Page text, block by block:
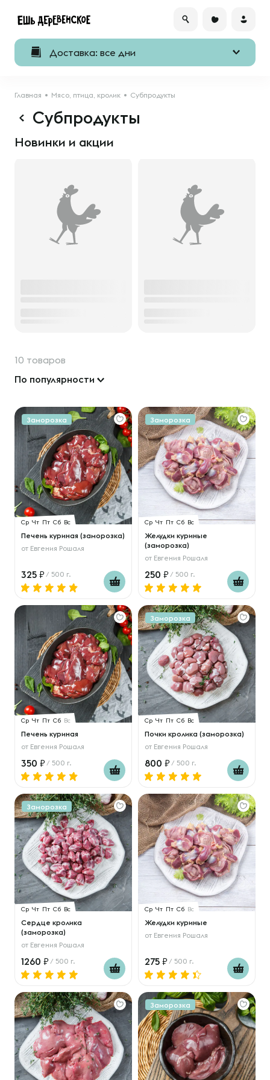
Доставка: все дни
Главная Мясо, птица, кролик Субпродукты
Субпродукты
Новинки и акции
10 товаров
По популярности
Заморозка
Ср Чт Пт Сб Вс
Печень куриная (заморозка)
от Евгения Рошаля
325 / 500 г.
Заморозка
Ср Чт Пт Сб Вс
Желудки куриные
(заморозка)
от Евгения Рошаля
250 / 500 г.
Ср Чт Пт Сб Вс
Печень куриная
от Евгения Рошаля
350 / 500 г.
Заморозка
Ср Чт Пт Сб Вс
Почки кролика (заморозка)
от Евгения Рошаля
800 / 500 г.
Заморозка
Ср Чт Пт Сб Вс
Сердце кролика
(заморозка)
от Евгения Рошаля
1260 / 500 г.
Ср Чт Пт Сб Вс
Желудки куриные
от Евгения Рошаля
275 / 500 г.
Заморозка